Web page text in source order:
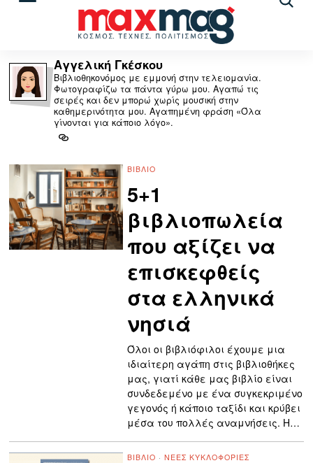
Αγγελική Γκέσκου
Βιβλιοθηκονόμος με εμμονή στην τελειομανία.
Φωτογραφίζω τα πάντα γύρω μου. Αγαπώ τις
σειρές και δεν μπορώ χωρίς μουσική στην
καθημερινότητα μου. Αγαπημένη φράση «Όλα
γίνονται για κάποιο λόγο».
ΒΙΒΛΊΟ
5+1
βιβλιοπωλεία
που αξίζει να
επισκεφθείς
στα ελληνικά
νησιά
Όλοι οι βιβλιόφιλοι έχουμε μια
ιδιαίτερη αγάπη στις βιβλιοθήκες
μας, γιατί κάθε μας βιβλίο είναι
συνδεδεμένο με ένα συγκεκριμένο
γεγονός ή κάποιο ταξίδι και κρύβει
μέσα του πολλές αναμνήσεις. Η…
ΒΙΒΛΊΟ · ΝΈΕΣ ΚΥΚΛΟΦΟΡΊΕΣ